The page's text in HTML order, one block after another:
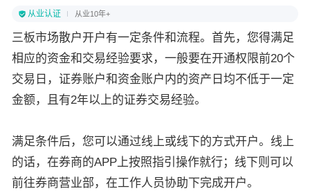
从业认证 从业10年+
三板市场散户开户有一定条件和流程。首先，您得满足
相应的资金和交易经验要求，一般要在开通权限前20个
交易日，证券账户和资金账户内的资产日均不低于一定
金额，且有2年以上的证券交易经验。
满足条件后，您可以通过线上或线下的方式开户。线上
的话，在券商的APP上按照指引操作就行；线下则可以
前往券商营业部，在工作人员协助下完成开户。